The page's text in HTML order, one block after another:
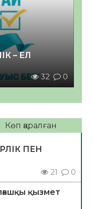
– ЕЛ
32 0
Көп қаралған
ПЕН
21 0
қызмет